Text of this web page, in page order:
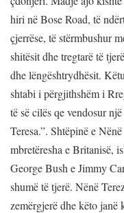
hiri në Bose Road, të
çjerrëse, të stërmbushur
shitësit dhe tregtarë të
dhe lëngështrydhësit.
shtabi i përgjithshëm i
të së cilës qe vendosur
Teresa.”. Shtëpinë e
mbretëresha e Britanisë,
George Bush e Jimmy
shumë të tjerë. Nënë
zemërgjerë dhe këto janë